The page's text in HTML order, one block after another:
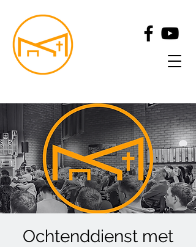
Ochtenddienst met